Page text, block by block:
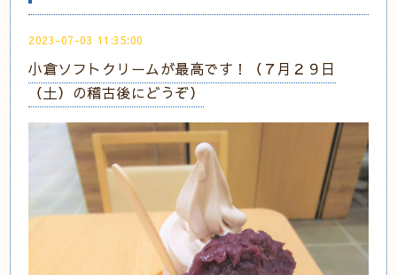
2023-07-03 11:35:00
小倉ソフトクリームが最高です！（７月２９日
（土）の稽古後にどうぞ）